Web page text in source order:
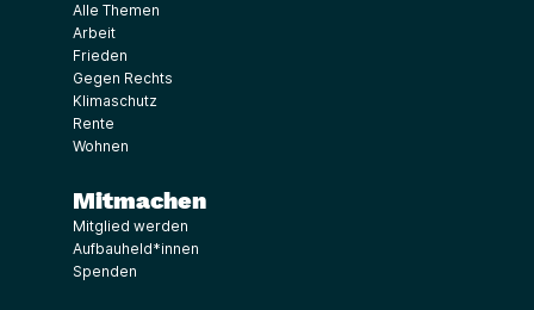
Alle Themen
Arbeit
Frieden
Gegen Rechts
Klimaschutz
Rente
Wohnen
Mitmachen
Mitglied werden
Aufbauheld*innen
Spenden